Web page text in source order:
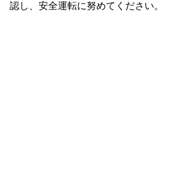
認し、安全運転に努めてください。